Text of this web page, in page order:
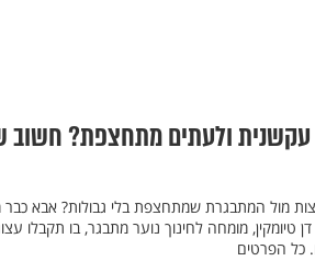
ולעתים מתחצפת?
מול המתבגרת שמתחצפת בלי גבולות? אבא כבר
טיומקין, מומחה לחינוך נוער מתבגר, בו תקבלו
כל הפרטים